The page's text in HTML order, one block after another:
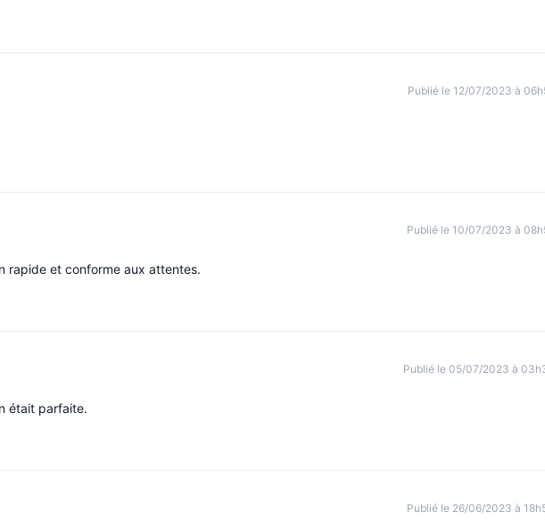
Publié le 12/07/2023 à
Publié le 10/07/2023 à
rapide et conforme aux attentes.
Publié le 05/07/2023 à
était parfaite.
Publié le 26/06/2023 à